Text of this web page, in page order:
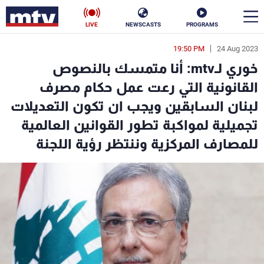
PROGRAMS
NEWSCASTS
LIVE
24 Aug 2023
19:50 PM
خوري لـmtv: أنا متمسك بالنصوص
القانونية التي رعت عمل حكام مصرف
لبنان السابقين ويجب ان تكون التعديلات
تجميلية لمواكبة تطور القوانين العالمية
للمصارف المركزية وننتظر رؤية اللجنة
en
الأخبار
سياسة ناس
إقتصاد
منوعات رياضة